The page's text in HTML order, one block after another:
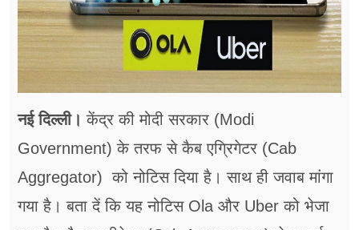
शिक्षा
अन्य खबरें
नई दिल्ली। केंद्र की मोदी सरकार (Modi
Government) के तरफ से कैब एग्रिगेटर (Cab
Aggregator) को नोटिस दिया है। साथ ही जवाब मांगा
गया है। बता दें कि यह नोटिस Ola और Uber को भेजा